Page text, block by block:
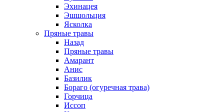
Эхинацея
Эшшольция
Ясколка
Пряные травы
Назад
Пряные травы
Амарант
Анис
Базилик
Бораго (огуречная трава)
Горчица
Иссоп